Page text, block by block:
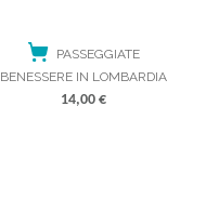
PASSEGGIATE
BENESSERE IN LOMBARDIA
14,00 €